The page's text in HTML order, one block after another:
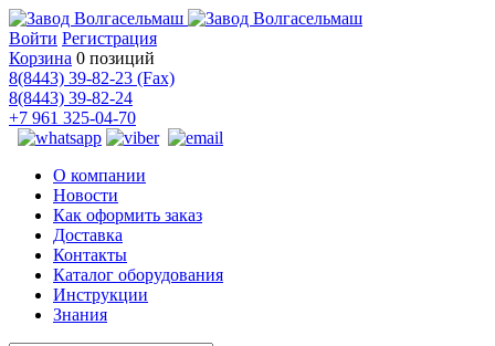
Войти Регистрация
Корзина 0 позиций
8(8443) 39-82-23 (Fax)
8(8443) 39-82-24
+7 961 325-04-70
О компании
Новости
Как оформить заказ
Доставка
Контакты
Каталог оборудования
Инструкции
Знания